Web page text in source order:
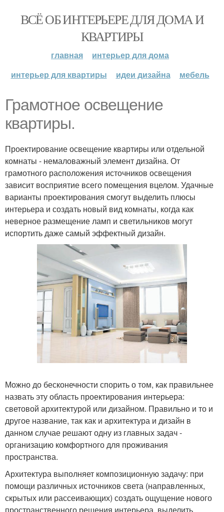
ВСЁ ОБ ИНТЕРЬЕРЕ ДЛЯ ДОМА И
КВАРТИРЫ
главная
интерьер для дома
интерьер для квартиры
идеи дизайна мебель
Грамотное освещение
квартиры.
Проектирование освещение квартиры или отдельной
комнаты - немаловажный элемент дизайна. От
грамотного расположения источников освещения
зависит восприятие всего помещения вцелом. Удачные
варианты проектирования смогут выделить плюсы
интерьера и создать новый вид комнаты, когда как
неверное размещение ламп и светильников могут
испортить даже самый эффектный дизайн.
Можно до бесконечности спорить о том, как правильнее
назвать эту область проектирования интерьера:
световой архитектурой или дизайном. Правильно и то и
другое название, так как и архитектура и дизайн в
данном случае решают одну из главных задач -
организацию комфортного для проживания
пространства.
Архитектура выполняет композиционную задачу: при
помощи различных источников света (направленных,
скрытых или рассеивающих) создать ощущение нового